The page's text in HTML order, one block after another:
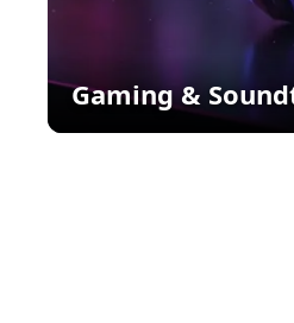
Gaming &